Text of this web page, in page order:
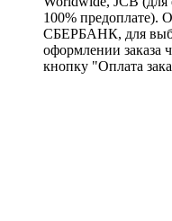
100% предоплате).
СБЕРБАНК, для
оформлении заказа
кнопку "Оплата